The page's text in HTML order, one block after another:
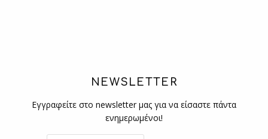
NEWSLETTER
Εγγραφείτε στο newsletter μας για να είσαστε πάντα
ενημερωμένοι!